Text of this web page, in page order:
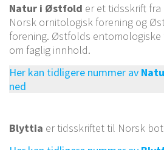
Natur i Østfold er et tidsskrift
Norsk ornitologisk forening og
forening. Østfolds entomologiske
om faglig innhold.
Her kan tidligere nummer av
ned
Blyttia er tidsskriftet til Norsk